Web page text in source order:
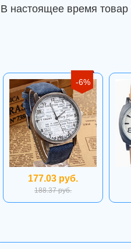
В настоящее время товар
-6%
177.03 руб.
188.37 руб.